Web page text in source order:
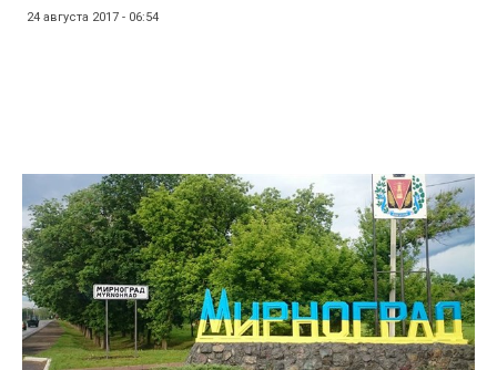
24 августа 2017 - 06:54